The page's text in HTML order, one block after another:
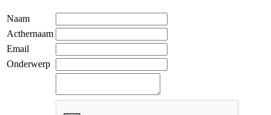
Naam
Acthernaam
Email
Onderwerp